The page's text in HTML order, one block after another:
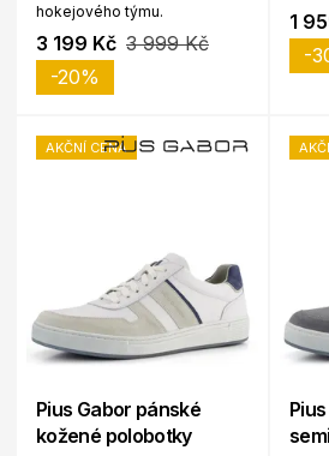
hokejového týmu.
3 199 Kč 3 999 Kč
-20%
1
-
AKČNÍ CENA
Pius Gabor pánské
kožené polobotky